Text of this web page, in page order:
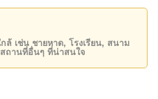
ถประจำทาง , หาดพัทยา,
กอล์ฟ , โรงพยาบาลเมือง
ยะยาวในราคา ฿ 22,000
ล้ เช่น ชายหาด, โรงเรียน, สนาม
ถานที่อื่นๆ ที่น่าสนใจ